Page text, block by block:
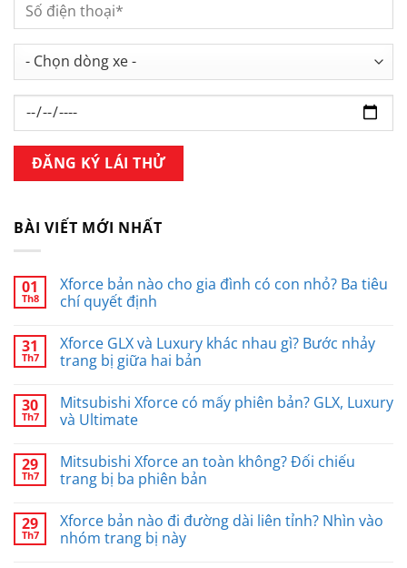
BÀI VIẾT MỚI NHẤT
01
Th8
Xforce bản nào cho gia đình có con nhỏ? Ba tiêu
chí quyết định
31
Th7
Xforce GLX và Luxury khác nhau gì? Bước nhảy
trang bị giữa hai bản
30
Th7
Mitsubishi Xforce có mấy phiên bản? GLX, Luxury
và Ultimate
29
Th7
Mitsubishi Xforce an toàn không? Đối chiếu
trang bị ba phiên bản
29
Th7
Xforce bản nào đi đường dài liên tỉnh? Nhìn vào
nhóm trang bị này